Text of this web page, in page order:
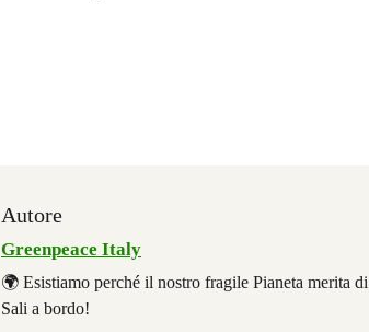
Autore
Greenpeace Italy
🌍 Esistiamo perché il nostro fragile Pianeta merita
Sali a bordo!